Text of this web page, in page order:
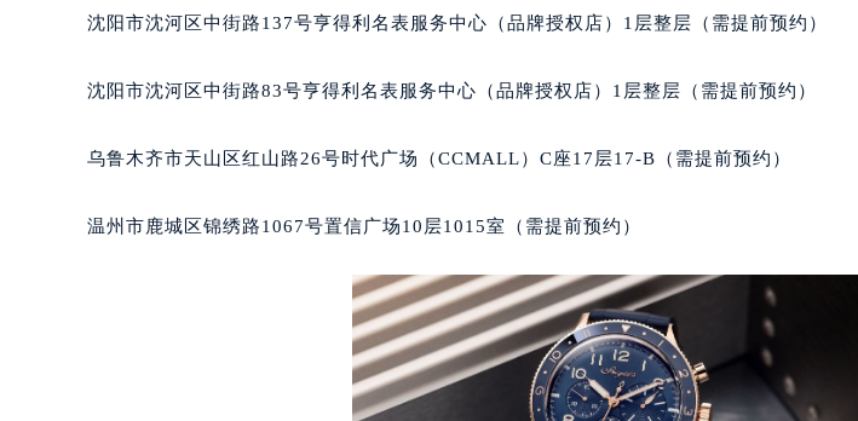
辽宁省朝阳市双塔区新华路宝玑售后服务中心（需提前预约）
辽宁省抚顺市新抚区东一路宝玑售后服务中心（需提前预约）
辽宁省葫芦岛市连山区中央路宝玑售后服务中心（需提前预约）
辽宁省辽阳市白塔区新运大街宝玑售后服务中心（需提前预约）
辽宁省铁岭市银州区南马路宝玑售后服务中心（需提前预约）
辽宁省营口市站前区市府路与渤海大街交叉口宝玑售后服务中心（需提前
辽宁省沈阳市沈河区中街路137号亨得利名表维修授权店1楼宝玑售后服务
辽宁省沈阳市沈河区中街路83号亨得利名表维修授权店1楼宝玑售后服务中
北京市朝阳区建国门外大街甲6号华熙国际中心D座11层1102室宝玑售后
沈阳市沈河区中街路137号亨得利名表服务中心（品牌授权店）1层整层（需提前预约）
沈阳市沈河区中街路83号亨得利名表服务中心（品牌授权店）1层整层（需提前预约）
乌鲁木齐市天山区红山路26号时代广场（CCMALL）C座17层17-B（需提前预约）
温州市鹿城区锦绣路1067号置信广场10层1015室（需提前预约）